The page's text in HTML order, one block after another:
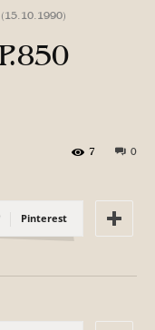
0
7
Pinterest